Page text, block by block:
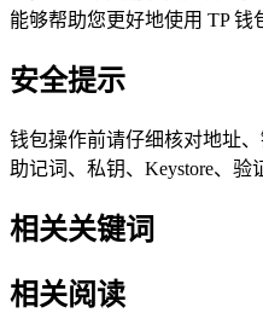
能够帮助您更好地使用 TP 钱
安全提示
钱包操作前请仔细核对地址
助记词、私钥、Keystore、验
相关关键词
相关阅读